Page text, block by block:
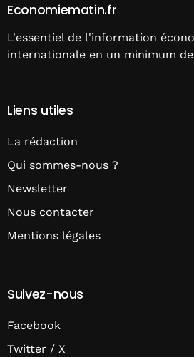
Economiematin.fr
L'essentiel de l'information
internationale en un minimum
Liens utiles
La rédaction
Qui sommes-nous ?
Newsletter
Nous contacter
Mentions légales
Suivez-nous
Facebook
Twitter / X